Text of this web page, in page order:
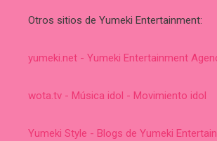
Otros sitios de Yumeki Entertainment:
yumeki.net - Yumeki Entertainment
wota.tv - Música idol - Movimiento idol
Yumeki Style - Blogs de Yumeki